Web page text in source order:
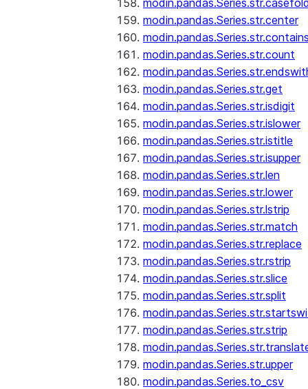
modin.pandas.Series.str.center
modin.pandas.Series.str.count
modin.pandas.Series.str.get
modin.pandas.Series.str.isdigit
modin.pandas.Series.str.islower
modin.pandas.Series.str.istitle
modin.pandas.Series.str.isupper
modin.pandas.Series.str.len
modin.pandas.Series.str.lower
modin.pandas.Series.str.lstrip
modin.pandas.Series.str.match
modin.pandas.Series.str.replace
modin.pandas.Series.str.rstrip
modin.pandas.Series.str.slice
modin.pandas.Series.str.split
modin.pandas.Series.str.strip
modin.pandas.Series.str.upper
modin.pandas.Series.to_csv